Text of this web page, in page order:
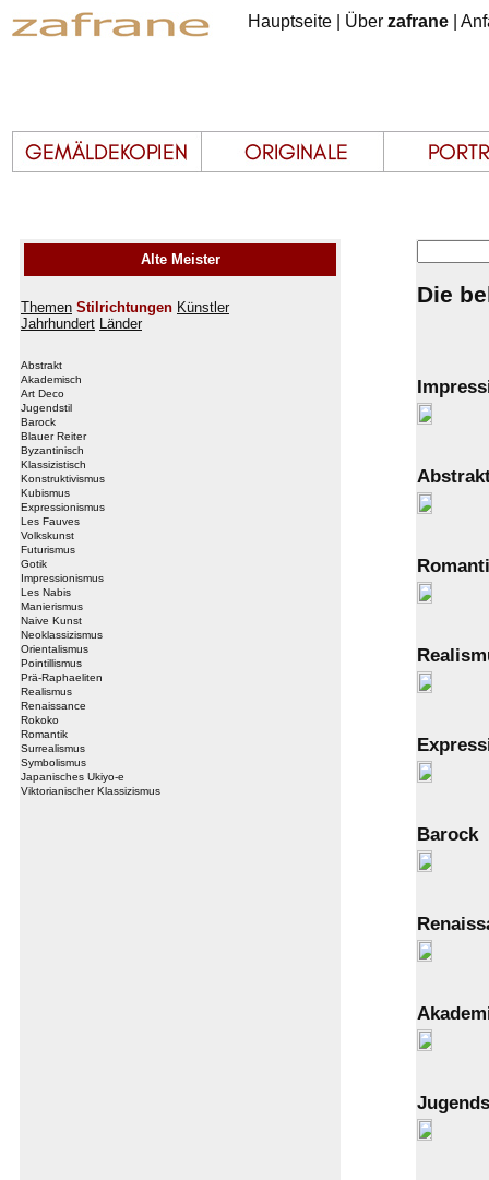
Hauptseite Über zafrane
Alte Meister
Themen Stilrichtungen Künstler
Jahrhundert Länder
Abstrakt
Akademisch
Art Deco
Jugendstil
Barock
Blauer Reiter
Byzantinisch
Klassizistisch
Konstruktivismus
Kubismus
Expressionismus
Les Fauves
Volkskunst
Futurismus
Gotik
Impressionismus
Les Nabis
Manierismus
Naive Kunst
Neoklassizismus
Orientalismus
Pointillismus
Prä-Raphaeliten
Realismus
Renaissance
Rokoko
Romantik
Surrealismus
Symbolismus
Japanisches Ukiyo-e
Viktorianischer Klassizismus
Die
Barock